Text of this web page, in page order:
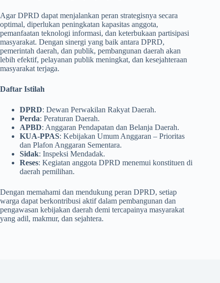
Agar DPRD dapat menjalankan peran strategisnya secara
optimal, diperlukan peningkatan kapasitas anggota,
pemanfaatan teknologi informasi, dan keterbukaan partisipasi
masyarakat. Dengan sinergi yang baik antara DPRD,
pemerintah daerah, dan publik, pembangunan daerah akan
lebih efektif, pelayanan publik meningkat, dan kesejahteraan
masyarakat terjaga.
Daftar Istilah
DPRD: Dewan Perwakilan Rakyat Daerah.
Perda: Peraturan Daerah.
APBD: Anggaran Pendapatan dan Belanja Daerah.
KUA-PPAS: Kebijakan Umum Anggaran – Prioritas
dan Plafon Anggaran Sementara.
Sidak: Inspeksi Mendadak.
Reses: Kegiatan anggota DPRD menemui konstituen di
daerah pemilihan.
Dengan memahami dan mendukung peran DPRD, setiap
warga dapat berkontribusi aktif dalam pembangunan dan
pengawasan kebijakan daerah demi tercapainya masyarakat
yang adil, makmur, dan sejahtera.